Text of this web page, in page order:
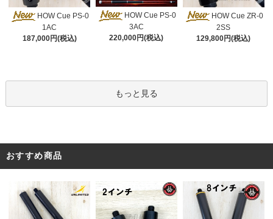
HOW Cue PS-0
1AC
187,000円(税込)
HOW Cue PS-0
3AC
220,000円(税込)
HOW Cue ZR-0
2SS
129,800円(税込)
もっと見る
おすすめ商品